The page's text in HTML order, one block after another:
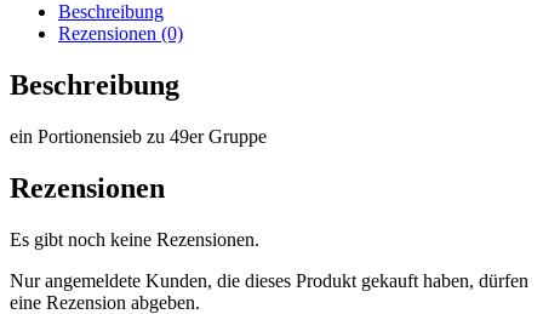
Beschreibung
Rezensionen (0)
Beschreibung
ein Portionensieb zu 49er Gruppe
Rezensionen
Es gibt noch keine Rezensionen.
Nur angemeldete Kunden, die dieses Produkt gekauft haben, dürfen
eine Rezension abgeben.